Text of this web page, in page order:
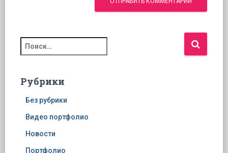
а
и
Рубрики
Без рубрики
Видео портфолио
Новости
Портфолио